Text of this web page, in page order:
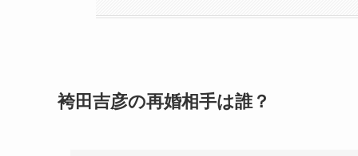
袴田吉彦の再婚相手は誰？